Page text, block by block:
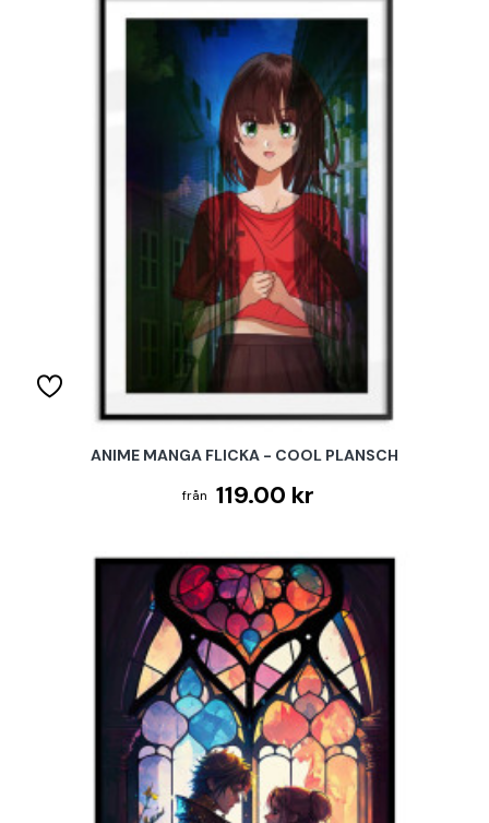
ANIME MANGA FLICKA - COOL PLANSCH
119.00 kr